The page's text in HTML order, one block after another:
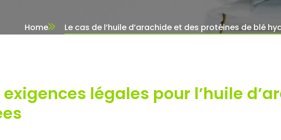
Home Le cas de l’huile d’arachide et des protéines de blé
légales pour l’huile